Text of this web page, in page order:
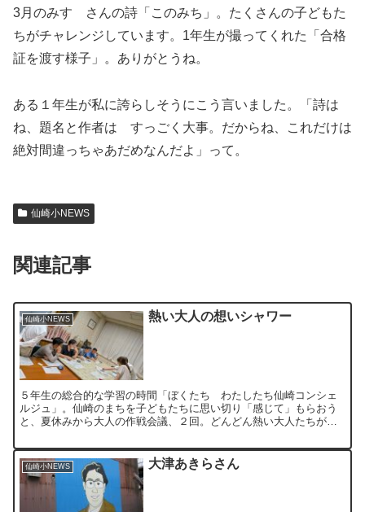
3月のみすゞさんの詩「このみち」。たくさんの子どもた
ちがチャレンジしています。1年生が撮ってくれた「合格
証を渡す様子」。ありがとうね。
ある１年生が私に誇らしそうにこう言いました。「詩は
ね、題名と作者は すっごく大事。だからね、これだけは
絶対間違っちゃあだめなんだよ」って。
仙崎小NEWS
関連記事
仙崎小NEWS 熱い大人の想いシャワー
５年生の総合的な学習の時間「ぼくたち わたしたち仙崎コンシェ
ルジュ」。仙崎のまちを子どもたちに思い切り「感じて」もらおう
と、夏休みから大人の作戦会議、２回。どんどん熱い大人たちがつ
ラ...
仙崎小NEWS 大津あきらさん